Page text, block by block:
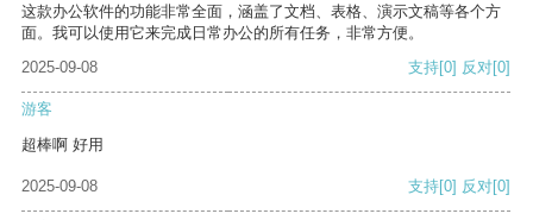
这款办公软件的功能非常全面，涵盖了文档、表格、演示文稿等各个方
面。我可以使用它来完成日常办公的所有任务，非常方便。
2025-09-08
支持[0] 反对[0]
游客
超棒啊 好用
2025-09-08 支持[0] 反对[0]